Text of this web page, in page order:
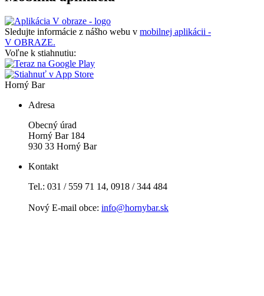
Sledujte informácie z nášho webu v mobilnej aplikácii -
V OBRAZE.
Voľne k stiahnutiu:
Horný Bar
Adresa
Obecný úrad
Horný Bar 184
930 33 Horný Bar
Kontakt
Tel.: 031 / 559 71 14, 0918 / 344 484
Nový E-mail obce: info@hornybar.sk